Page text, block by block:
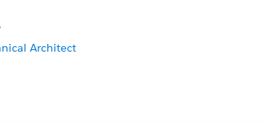
Architect